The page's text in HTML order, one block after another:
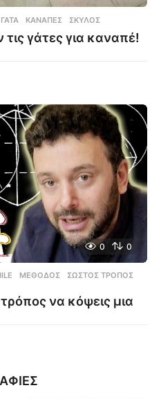
,ΓΆΤΑ ,ΚΑΝΑΠΈΣ ,ΣΚΎΛΟΣ
τις γάτες για καναπέ!
0 0
,ΜΈΘΟΔΟΣ ,ΣΩΣΤΌΣ ΤΡΌΠΟΣ
να κόψεις μια